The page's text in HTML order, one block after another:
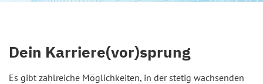
Dein Karriere(vor)sprung
Es gibt zahlreiche Möglichkeiten, in der stetig wachsenden